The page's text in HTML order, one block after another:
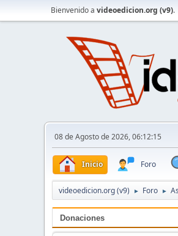
Bienvenido a videoedicion.org (v9).
08 de Agosto de 2026, 06:12:15
Inicio Foro
videoedicion.org (v9) ► Foro ►
Donaciones